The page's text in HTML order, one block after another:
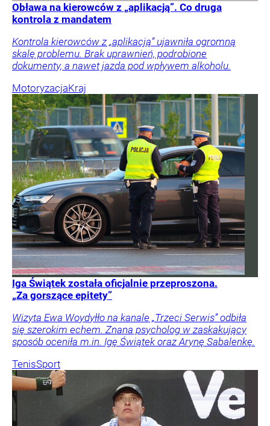
Obława na kierowców z „aplikacją”. Co druga
kontrola z mandatem
Kontrola kierowców z „aplikacją” ujawniła ogromną
skalę problemu. Brak uprawnień, podrobione
dokumenty, a nawet jazda pod wpływem alkoholu.
MotoryzacjaKraj
Iga Świątek została oficjalnie przeproszona.
„Za gorszące epitety”
Wizyta Ewa Woydyłło na kanale „Trzeci Serwis” odbiła
się szerokim echem. Znana psycholog w zaskakujący
sposób oceniła m.in. Igę Świątek oraz Arynę Sabalenkę.
TenisSport